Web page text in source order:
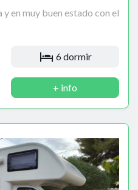
en muy buen estado con el
6 dormir
+ info